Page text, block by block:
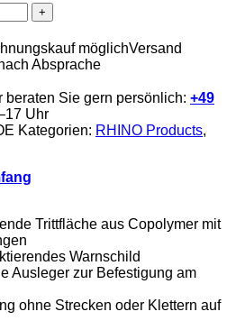
möglichVersand
Absprache
beraten Sie gern persönlich: +49
Uhr
Kategorien: RHINO Products,
Trittfläche aus Copolymer mit
Warnschild
Ausleger zur Befestigung am
ohne Strecken oder Klettern auf